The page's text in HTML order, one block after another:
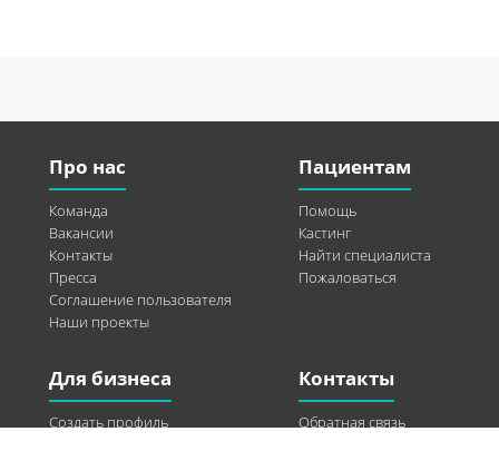
Про нас
Команда
Вакансии
Контакты
Пресса
Соглашение пользователя
Наши проекты
Пациентам
Помощь
Кастинг
Найти специалиста
Пожаловаться
Для бизнеса
Создать профиль
Контакты
Обратная связь